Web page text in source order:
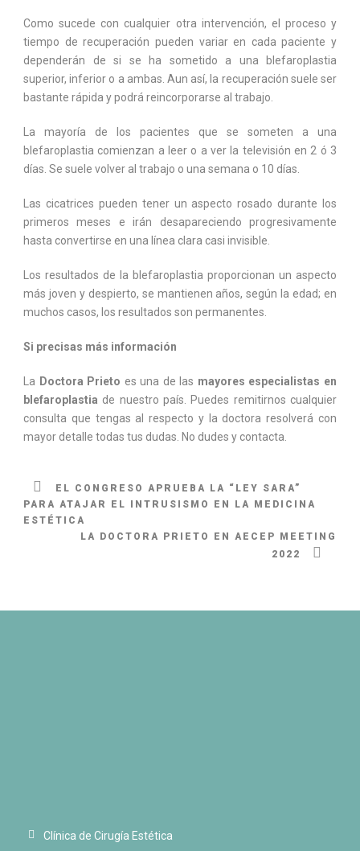
Como sucede con cualquier otra intervención, el proceso y
tiempo de recuperación pueden variar en cada paciente y
dependerán de si se ha sometido a una blefaroplastia
superior, inferior o a ambas. Aun así, la recuperación suele ser
bastante rápida y podrá reincorporarse al trabajo.
La mayoría de los pacientes que se someten a una
blefaroplastia comienzan a leer o a ver la televisión en 2 ó 3
días. Se suele volver al trabajo o una semana o 10 días.
Las cicatrices pueden tener un aspecto rosado durante los
primeros meses e irán desapareciendo progresivamente
hasta convertirse en una línea clara casi invisible.
Los resultados de la blefaroplastia proporcionan un aspecto
más joven y despierto, se mantienen años, según la edad; en
muchos casos, los resultados son permanentes.
Si precisas más información
La Doctora Prieto es una de las mayores especialistas en
blefaroplastia de nuestro país. Puedes remitirnos cualquier
consulta que tengas al respecto y la doctora resolverá con
mayor detalle todas tus dudas. No dudes y contacta.
EL CONGRESO APRUEBA LA “LEY SARA”
PARA ATAJAR EL INTRUSISMO EN LA MEDICINA
ESTÉTICA
LA DOCTORA PRIETO EN AECEP MEETING
2022
Clínica de Cirugía Estética